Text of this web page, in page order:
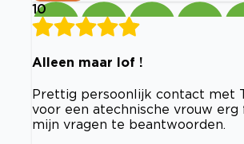
10
Alleen maar lof !
Prettig persoonlijk contact met
voor een atechnische vrouw
mijn vragen te beantwoorden.